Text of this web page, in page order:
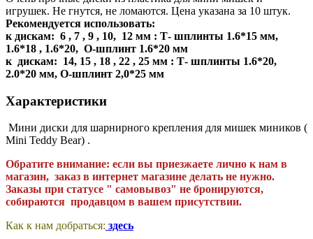
игрушек. Не гнутся, не ломаются. Цена указана за 10 штук.
Рекомендуется использовать:
к дискам: 6 , 7 , 9 , 10, 12 мм : Т- шплинты 1.6*15 мм,
1.6*18 , 1.6*20, О-шплинт 1.6*20 мм
к дискам: 14, 15 , 18 , 22 , 25 мм : Т- шплинты 1.6*20,
2.0*20 мм, О-шплинт 2,0*25 мм
Характеристики
Мини диски для шарнирного крепления для мишек миников (
Mini Teddy Вear) .
Обратите внимание: если вы приезжаете лично к нам в
магазин, заказ в интернет магазине делать не нужно.
Заказы при статусе " самовывоз" не бронируются,
собираются продавцом в вашем присутствии.
Как к нам добраться: здесь